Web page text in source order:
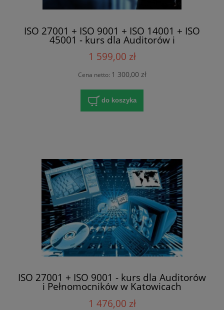
ISO 27001 + ISO 9001 + ISO 14001 + ISO
45001 - kurs dla Auditorów i
1 599,00 zł
Cena netto: 1 300,00 zł
do koszyka
ISO 27001 + ISO 9001 - kurs dla Auditorów
i Pełnomocników w Katowicach
1 476,00 zł